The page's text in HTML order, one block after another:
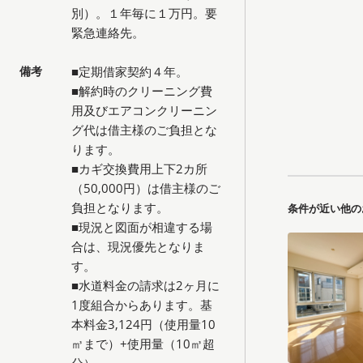
備考
別）。１年毎に１万円。要
緊急連絡先。
■定期借家契約４年。
■解約時のクリーニング費
用及びエアコンクリーニン
グ代は借主様のご負担とな
ります。
■カギ交換費用上下2カ所
（50,000円）は借主様のご
負担となります。
■現況と図面が相違する場
合は、現況優先となりま
す。
■水道料金の請求は2ヶ月に
1度組合からあります。基
本料金3,124円（使用量10
㎥まで）+使用量（10㎥超
条件が近い他